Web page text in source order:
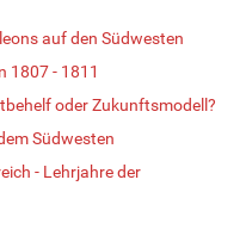
auf den Südwesten
1807 - 1811
oder Zukunftsmodell?
Südwesten
- Lehrjahre der